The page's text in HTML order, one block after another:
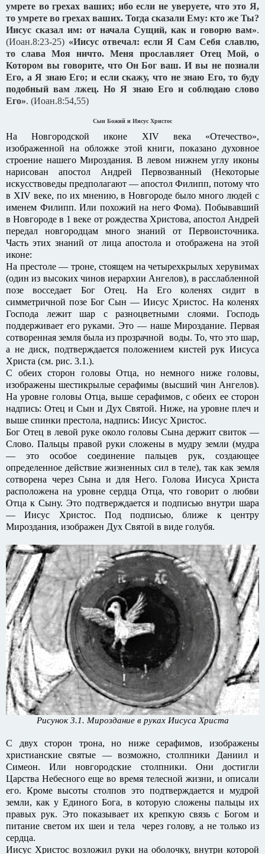
умрете во грехах ваших; ибо если не уверуете, что это Я,
то умрете во грехах ваших. Тогда сказали Ему: кто же Ты?
Иисус сказал им: от начала Сущий, как и говорю вам».
(Иоан.8:23-25) «Иисус отвечал: если Я Сам Себя славлю,
то слава Моя ничто. Меня прославляет Отец Мой, о
Котором вы говорите, что Он Бог ваш. И вы не познали
Его, а Я знаю Его; и если скажу, что не знаю Его, то буду
подобный вам лжец. Но Я знаю Его и соблюдаю слово
Его». (Иоан.8:54,55)
Сын Божий и Иисус Христос
На Новгородской иконе XIV века «Отечество»,
изображенной на обложке этой книги, показано духовное
строение нашего Мироздания. В левом нижнем углу иконы
нарисован апостол Андрей Первозванный (Некоторые
искусствоведы предполагают — апостол Филипп, потому что
в XIV веке, по их мнению, в Новгороде было много людей с
именем Филипп. Или похожий на него Фома). Побывавший
в Новгороде в 1 веке от рождества Христова, апостол Андрей
передал новгородцам много знаний от Первоисточника.
Часть этих знаний от лица апостола и отображена на этой
иконе:
На престоле — троне, стоящем на четырехкрылых херувимах
(один из высоких чинов иерархии Ангелов), в расслабленной
позе восседает Бог Отец. На Его коленях сидит в
симметричной позе Бог Сын — Иисус Христос. На коленях
Господа лежит шар с разноцветными слоями. Господь
поддерживает его руками. Это — наше Мироздание. Первая
сотворенная земля была из прозрачной воды. То, что это шар,
а не диск, подтверждается положением кистей рук Иисуса
Христа (см. рис. 3.1.).
С обеих сторон головы Отца, но немного ниже головы,
изображены шестикрылые серафимы (высший чин Ангелов).
На уровне головы Отца, выше серафимов, с обеих ее сторон
надпись: Отец и Сын и Дух Святой. Ниже, на уровне плеч и
выше спинки престола, надпись: Иисус Христос.
Бог Отец в левой руке около головы Сына держит свиток —
Слово. Пальцы правой руки сложены в мудру земли (мудра
— это особое соединение пальцев рук, создающее
определенное действие жизненных сил в теле), так как земля
сотворена через Сына и для Него. Голова Иисуса Христа
расположена на уровне сердца Отца, что говорит о любви
Отца к Сыну. Это подтверждается и подписью внутри шара
— Иисус Христос. Под подписью, ближе к центру
Мироздания, изображен Дух Святой в виде голубя.
Рисунок 3.1. Мироздание в руках Иисуса Христа
С двух сторон трона, но ниже серафимов, изображены
христианские святые — возможно, столпники Даниил и
Симеон. Или новгородские столпники. Они достигли
Царства Небесного еще во время телесной жизни, и описали
его. Кроме высоты столпов это подтверждается и мудрой
земли, как у Единого Бога, в которую сложены пальцы их
правых рук. Это показывает их крепкую связь с Богом и
питание светом их шеи и тела через голову, а не только из
сердца.
Иисус Христос возложил руки на оболочку, внутри которой